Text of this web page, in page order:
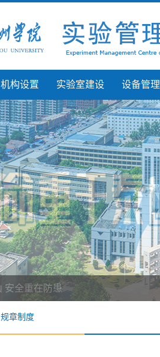
机构设置 实验室建设 设备管理
规章制度